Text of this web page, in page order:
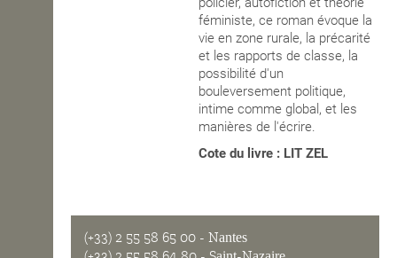
féministe, ce roman évoque la
vie en zone rurale, la précarité
et les rapports de classe, la
possibilité d'un
bouleversement politique,
intime comme global, et les
manières de l'écrire.
Cote du livre : LIT ZEL
(+33) 2 55 58 65 00 - Nantes